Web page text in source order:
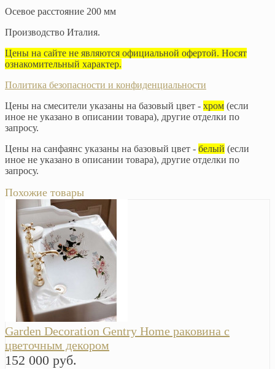
Осевое расстояние 200 мм
Производство Италия.
Цены на сайте не являются официальной офертой. Носят
ознакомительный характер.
Политика безопасности и конфиденциальности
Цены на смесители указаны на базовый цвет - хром (если
иное не указано в описании товара), другие отделки по
запросу.
Цены на санфаянс указаны на базовый цвет - белый (если
иное не указано в описании товара), другие отделки по
запросу.
Похожие товары
Garden Decoration Gentry Home раковина с
цветочным декором
152 000 руб.